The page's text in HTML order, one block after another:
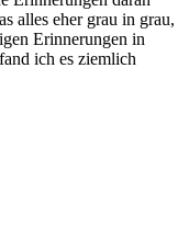
alles eher grau in grau,
Erinnerungen in
ich es ziemlich